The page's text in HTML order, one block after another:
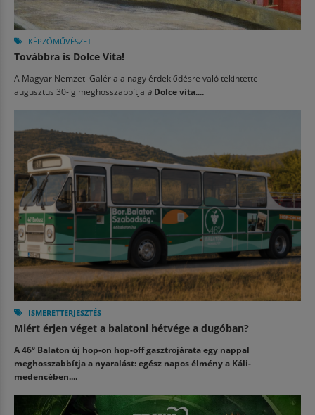
KÉPZŐMŰVÉSZET
Továbbra is Dolce Vita!
A Magyar Nemzeti Galéria a nagy érdeklődésre való tekintettel
augusztus 30-ig meghosszabbítja a Dolce vita....
ISMERETTERJESZTÉS
Miért érjen véget a balatoni hétvége a dugóban?
A 46° Balaton új hop-on hop-off gasztrojárata egy nappal
meghosszabbítja a nyaralást: egész napos élmény a Káli-
medencében....